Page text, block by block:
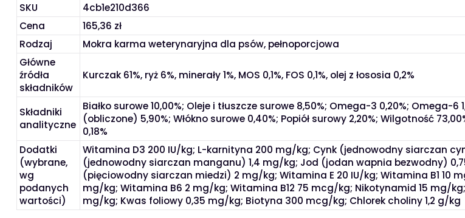
SKU
4cb1e210d366
Cena
165,36 zł
Rodzaj
Mokra karma weterynaryjna dla psów, pełnoporcjowa
Główne
źródła
składników
Kurczak 61%, ryż 6%, minerały 1%, MOS 0,1%, FOS 0,1%, olej z łososia 0,2%
Składniki
analityczne
Białko surowe 10,00%; Oleje i tłuszcze surowe 8,50%; Omega-3 0,20%; Omega-6
(obliczone) 5,90%; Włókno surowe 0,40%; Popiół surowy 2,20%; Wilgotność
0,18%
Dodatki
(wybrane,
wg
podanych
wartości)
Witamina D3 200 IU/kg; L-karnityna 200 mg/kg; Cynk (jednowodny siarczan
(jednowodny siarczan manganu) 1,4 mg/kg; Jod (jodan wapnia bezwodny)
(pięciowodny siarczan miedzi) 2 mg/kg; Witamina E 20 IU/kg; Witamina B1 10
mg/kg; Witamina B6 2 mg/kg; Witamina B12 75 mcg/kg; Nikotynamid 15 mg/
mg/kg; Kwas foliowy 0,35 mg/kg; Biotyna 300 mcg/kg; Chlorek choliny 1,2 g/kg